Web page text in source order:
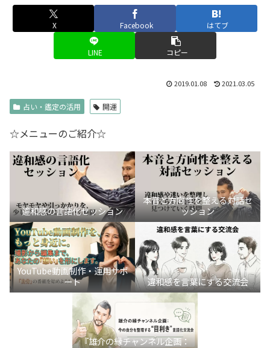
X Facebook はてブ
LINE コピー
2019.01.08 2021.03.05
占い・鑑定の活用 開運
☆メニューのご紹介☆
違和感の言語化セッション
本音と方向性を整える対話セ
ッション
YouTube動画制作・運用サポ
ート
違和感を言葉にする交流会
『雄介の縁チャンネル企画：